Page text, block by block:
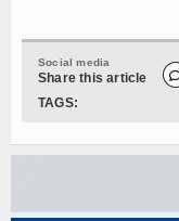
Social media
Share this article
TAGS: